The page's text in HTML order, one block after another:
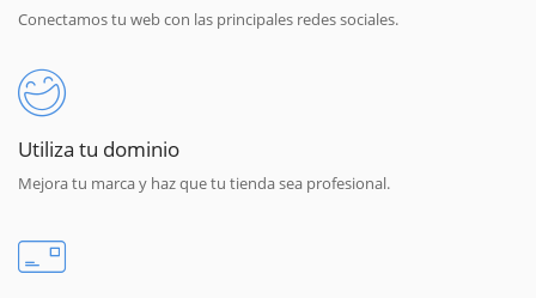
Conectamos tu web con las principales redes sociales.
Utiliza tu dominio
Mejora tu marca y haz que tu tienda sea profesional.